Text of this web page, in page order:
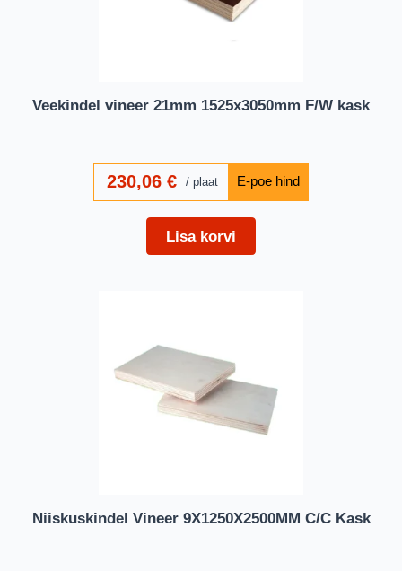
Veekindel vineer 21mm 1525x3050mm F/W kask
230,06 € plaat
Lisa korvi
Niiskuskindel Vineer 9X1250X2500MM C/C Kask